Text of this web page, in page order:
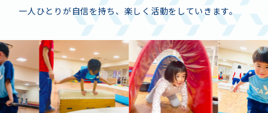
一人ひとりが自信を持ち、楽しく活動をしていきます。
「ワッペン」はYMCA独自の基準をもとに、ワッペンテスト
に合格すると付与されます。より詳細な内容についてはこち
らをご参照ください。
より難易度の高いワッペン項目はこちらをご参照ください。